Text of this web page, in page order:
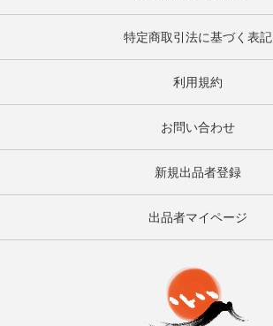
特定商取引法に基づく表記
利用規約
お問い合わせ
新規出品者登録
出品者マイページ